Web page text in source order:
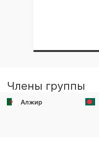
Члены группы
Алжир